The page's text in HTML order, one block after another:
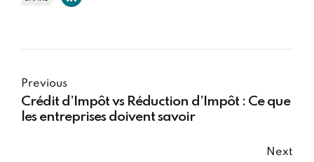
Previous
Crédit d’Impôt vs Réduction d’Impôt : Ce que
les entreprises doivent savoir
Next